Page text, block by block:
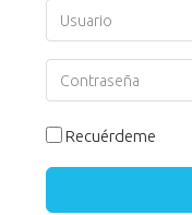
Usuario
Contraseña
Recuérdeme